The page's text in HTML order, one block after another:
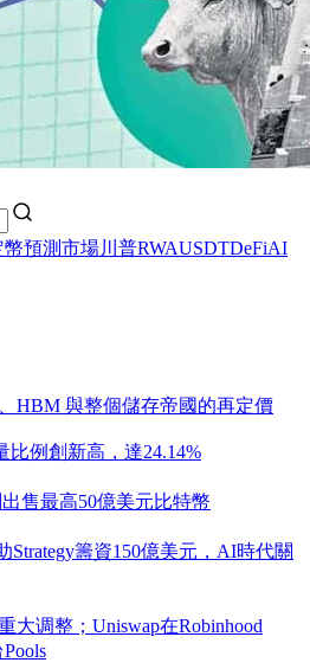
幣預測市場川普RWAUSDTDeFiAI
與整個儲存帝國的再定價
比例創新高，達24.14%
售最高50億美元比特幣
Strategy籌資150億美元，AI時代關
大调整；Uniswap在Robinhood